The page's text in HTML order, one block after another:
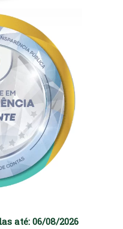
até: 06/08/2026